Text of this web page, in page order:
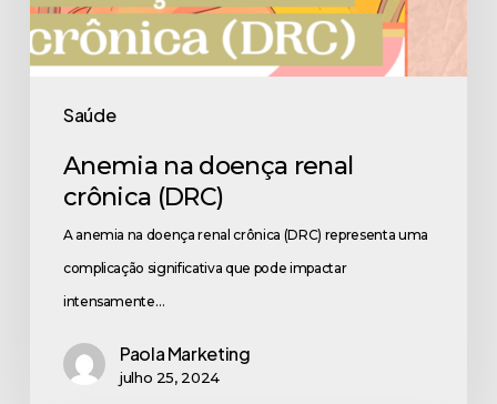
Saúde
Anemia na doença renal
crônica (DRC)
A anemia na doença renal crônica (DRC) representa uma
complicação significativa que pode impactar
intensamente…
Paola Marketing
julho 25, 2024